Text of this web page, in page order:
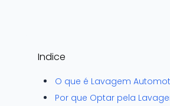
Indice
O que é Lavagem
Por que Optar pela